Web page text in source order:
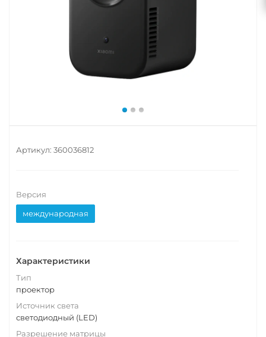
Артикул: 360036812
Версия
международная
Характеристики
Тип
проектор
Источник света
светодиодный (LED)
Разрешение матрицы